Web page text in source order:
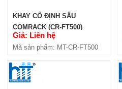
KHAY CỐ ĐỊNH SÂU
COMRACK (CR-FT500)
Giá: Liên hệ
Mã sản phẩm: MT-CR-FT500